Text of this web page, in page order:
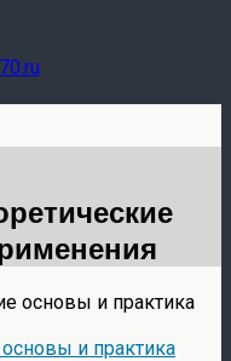
и практика